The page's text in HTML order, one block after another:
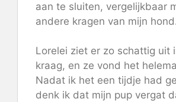
aan te sluiten, vergelijkbaar
andere kragen van mijn
Lorelei ziet er zo schattig uit
kraag, en ze vond het
Nadat ik het een tijdje had
denk ik dat mijn pup vergat